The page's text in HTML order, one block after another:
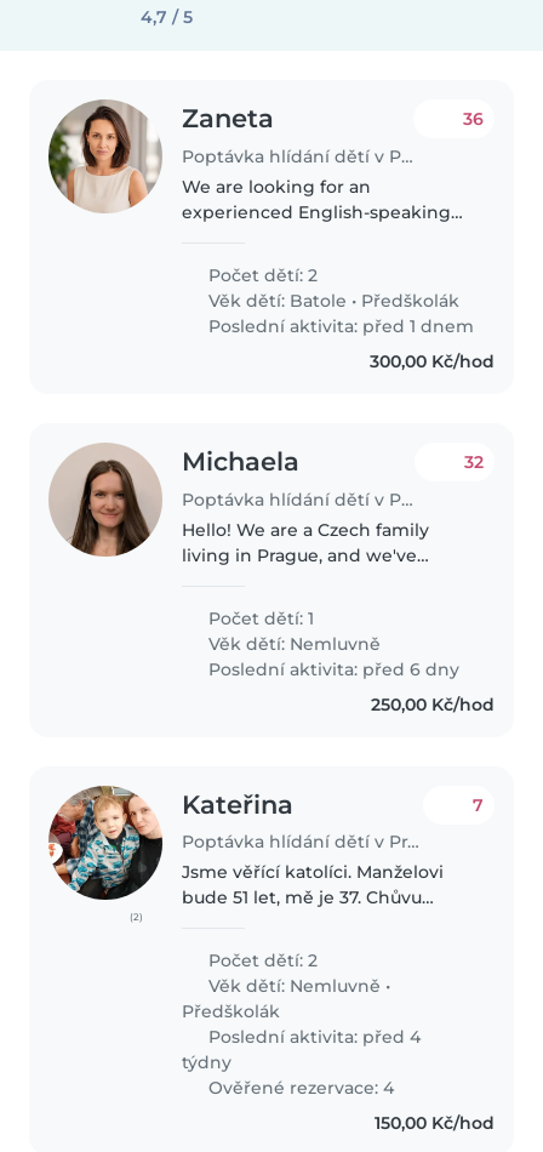
4,7 / 5
Zaneta
Poptávka hlídání dětí v Praha
36
We are looking for an
experienced English-speaking
on Fridays (8 a.m. - 4 p.m.) in
Prague, starting October 2026.
What we are looking for *
English..
Počet dětí: 2
Věk dětí: Batole • Předškolák
Poslední aktivita: před 1 dnem
300,00 Kč/hod
Michaela
Poptávka hlídání dětí v Praha
32
Hello! We are a Czech family
living in Prague, and we've
looking for a warm, reliable, and
experienced English-speaking..
Počet dětí: 1
Věk dětí: Nemluvně
Poslední aktivita: před 6 dny
250,00 Kč/hod
(2)
Kateřina
Poptávka hlídání dětí v Praha
7
Jsme věřící katolíci. Manželovi
bude 51 let, mě je 37. Chůvu
který chodí do školky. Neumí se
sám obléknout a obout. Ve
volném čase si hraje se
stavebnicí..
Počet dětí: 2
Věk dětí: Nemluvně •
Předškolák
Poslední aktivita: před 4
týdny
Ověřené rezervace: 4
150,00 Kč/hod